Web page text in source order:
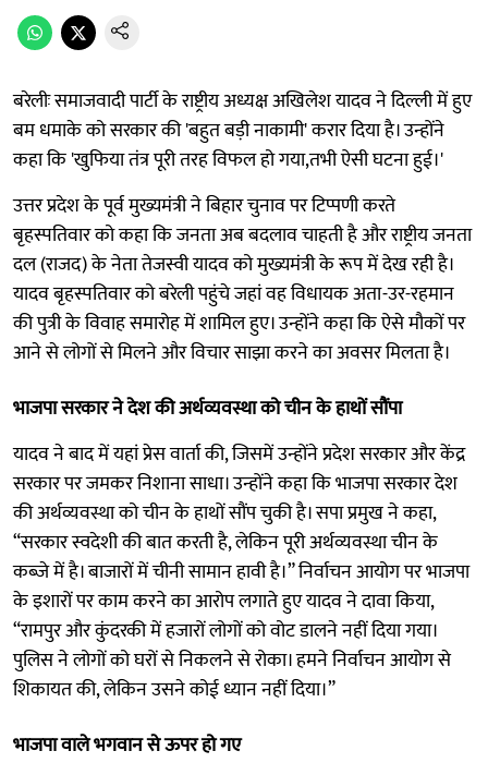
बरेलीः समाजवादी पार्टी के राष्ट्रीय अध्यक्ष अखिलेश यादव ने दिल्ली में हुए
बम धमाके को सरकार की 'बहुत बड़ी नाकामी' करार दिया है। उन्होंने
कहा कि 'खुफिया तंत्र पूरी तरह विफल हो गया,तभी ऐसी घटना हुई।'
उत्तर प्रदेश के पूर्व मुख्यमंत्री ने बिहार चुनाव पर टिप्पणी करते
बृहस्पतिवार को कहा कि जनता अब बदलाव चाहती है और राष्ट्रीय जनता
दल (राजद) के नेता तेजस्वी यादव को मुख्यमंत्री के रूप में देख रही है।
यादव बृहस्पतिवार को बरेली पहुंचे जहां वह विधायक अता-उर-रहमान
की पुत्री के विवाह समारोह में शामिल हुए। उन्होंने कहा कि ऐसे मौकों पर
आने से लोगों से मिलने और विचार साझा करने का अवसर मिलता है।
भाजपा सरकार ने देश की अर्थव्यवस्था को चीन के हाथों सौंपा
यादव ने बाद में यहां प्रेस वार्ता की, जिसमें उन्होंने प्रदेश सरकार और केंद्र
सरकार पर जमकर निशाना साधा। उन्होंने कहा कि भाजपा सरकार देश
की अर्थव्यवस्था को चीन के हाथों सौंप चुकी है। सपा प्रमुख ने कहा,
“सरकार स्वदेशी की बात करती है, लेकिन पूरी अर्थव्यवस्था चीन के
कब्जे में है। बाजारों में चीनी सामान हावी है।” निर्वाचन आयोग पर भाजपा
के इशारों पर काम करने का आरोप लगाते हुए यादव ने दावा किया,
“रामपुर और कुंदरकी में हजारों लोगों को वोट डालने नहीं दिया गया।
पुलिस ने लोगों को घरों से निकलने से रोका। हमने निर्वाचन आयोग से
शिकायत की, लेकिन उसने कोई ध्यान नहीं दिया।”
भाजपा वाले भगवान से ऊपर हो गए